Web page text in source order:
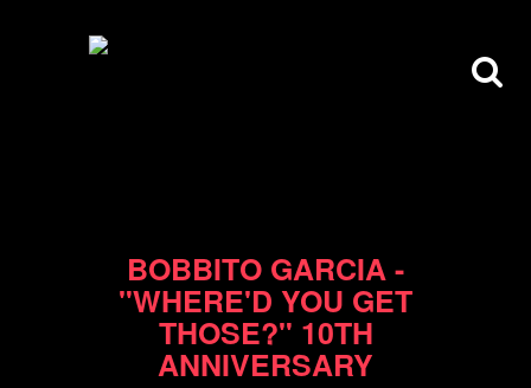
BOBBITO GARCIA -
"WHERE'D YOU GET
THOSE?" 10TH
ANNIVERSARY